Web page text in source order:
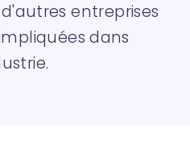
entreprises
dans